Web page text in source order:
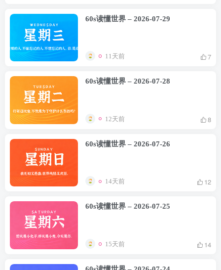
60s读懂世界 – 2026-07-29
11天前 7
60s读懂世界 – 2026-07-28
12天前 8
60s读懂世界 – 2026-07-26
14天前 12
60s读懂世界 – 2026-07-25
15天前 14